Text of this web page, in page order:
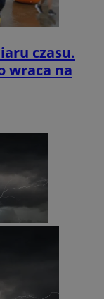
czasu.
wraca na